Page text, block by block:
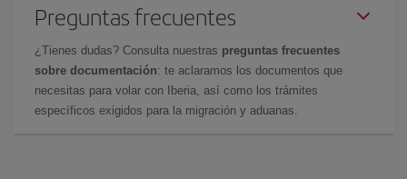
Preguntas frecuentes
¿Tienes dudas? Consulta nuestras preguntas frecuentes
sobre documentación: te aclaramos los documentos que
necesitas para volar con Iberia, así como los trámites
específicos exigidos para la migración y aduanas.